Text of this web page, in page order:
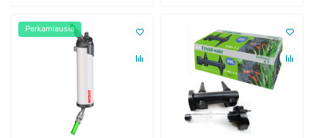
Perkamiausia